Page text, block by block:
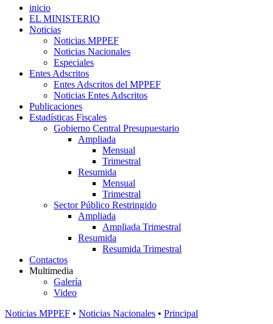
inicio
EL MINISTERIO
Noticias
Noticias MPPEF
Noticias Nacionales
Especiales
Entes Adscritos
Entes Adscritos del MPPEF
Noticias Entes Adscritos
Publicaciones
Estadísticas Fiscales
Gobierno Central Presupuestario
Ampliada
Mensual
Trimestral
Resumida
Mensual
Trimestral
Sector Público Restringido
Ampliada
Ampliada Trimestral
Resumida
Resumida Trimestral
Contactos
Multimedia
Galería
Video
Noticias MPPEF • Noticias Nacionales • Principal